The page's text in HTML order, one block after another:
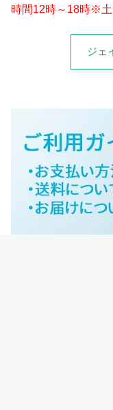
時間12時～18時※土
ジェ